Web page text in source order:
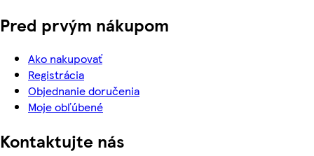
Pred prvým nákupom
Ako nakupovať
Registrácia
Objednanie doručenia
Moje obľúbené
Kontaktujte nás